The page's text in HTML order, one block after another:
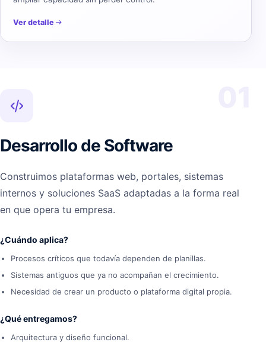
Ver detalle
Desarrollo de Software
Construimos plataformas web, portales, sistemas
internos y soluciones SaaS adaptadas a la forma real
en que opera tu empresa.
¿Cuándo aplica?
Procesos críticos que todavía dependen de planillas.
Sistemas antiguos que ya no acompañan el crecimiento.
Necesidad de crear un producto o plataforma digital propia.
¿Qué entregamos?
Arquitectura y diseño funcional.